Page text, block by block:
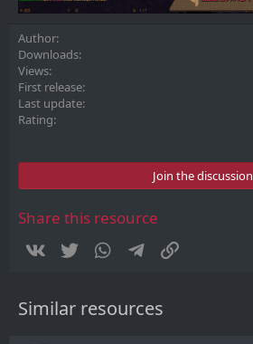
Author
Downloads
Views
First release
Last update
Rating
Join the discussion
Share this resource
Vkontakte
Twitter WhatsAppTelegram
Similar resources